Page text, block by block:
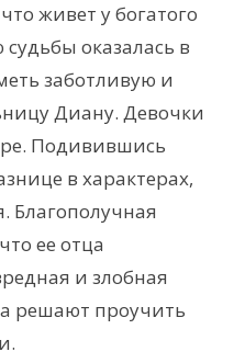
живет у богатого
оказалась в
заботливую и
Диану. Девочки
Подивившись
в характерах,
Благополучная
ее отца
и злобная
решают проучить